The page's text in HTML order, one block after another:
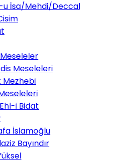
u İsa/Mehdi/Deccal
Meseleler
Meseleleri
Mezhebi
i Bidat
İslamoğlu
Bayındır